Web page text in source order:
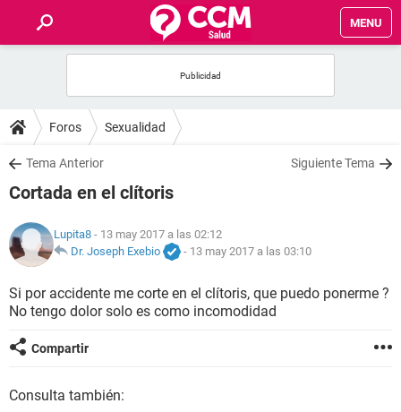
MENU
FOROS
SALUD
NUTRICIÓN
BIENESTAR
SEXUALIDAD
GLOSARIO
Foros Sexualidad
Tema Anterior Siguiente Tema
Cortada en el clítoris
Lupita8 - 13 may 2017 a las 02:12
Dr. Joseph Exebio
- 13 may 2017 a las 03:10
Si por accidente me corte en el clítoris, que puedo ponerme ?
No tengo dolor solo es como incomodidad
Compartir
Consulta también: